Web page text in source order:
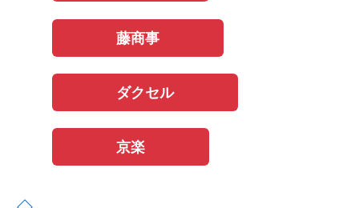
藤商事
ダクセル
京楽